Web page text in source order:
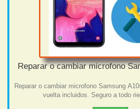
Reparar o cambiar microfono
Reparar o cambiar microfono Samsung
vuelta incluidos. Seguro a todo